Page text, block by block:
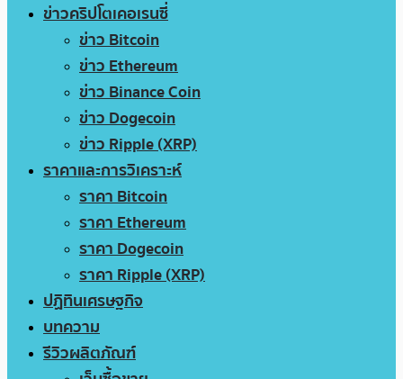
ข่าวคริปโตเคอเรนซี่
ข่าว Bitcoin
ข่าว Ethereum
ข่าว Binance Coin
ข่าว Dogecoin
ข่าว Ripple (XRP)
ราคาและการวิเคราะห์
ราคา Bitcoin
ราคา Ethereum
ราคา Dogecoin
ราคา Ripple (XRP)
ปฏิทินเศรษฐกิจ
บทความ
รีวิวผลิตภัณฑ์